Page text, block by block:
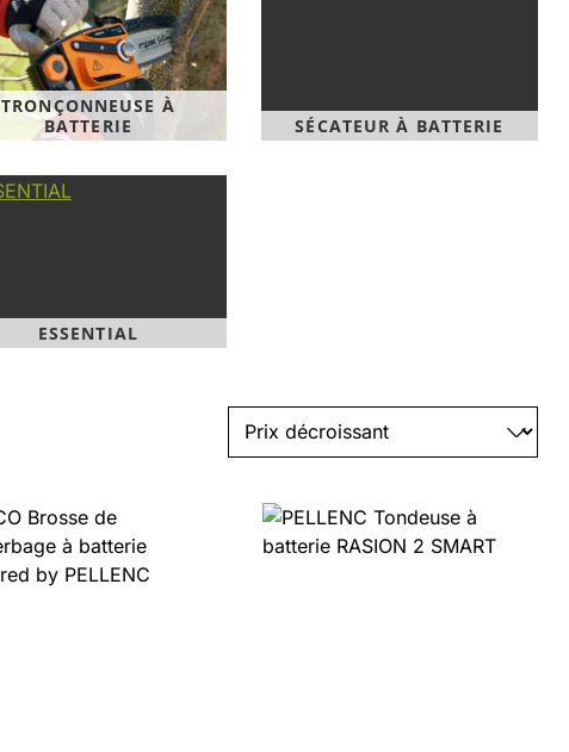
TRONÇONNEUSE À
BATTERIE
SÉCATEUR À BATTERIE
ESSENTIAL